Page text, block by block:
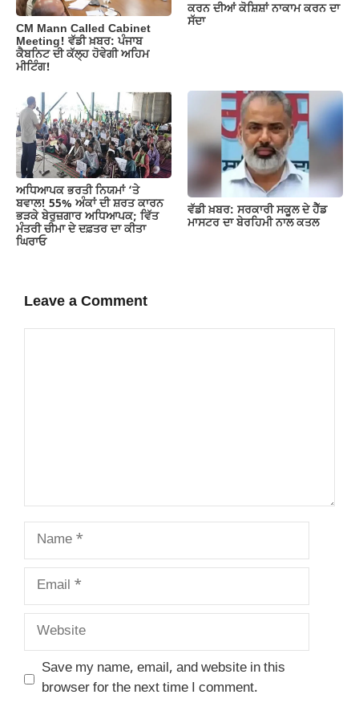
CM Mann Called Cabinet
Meeting! ਵੱਡੀ ਖ਼ਬਰ: ਪੰਜਾਬ
ਕੈਬਨਿਟ ਦੀ ਕੱਲ੍ਹ ਹੋਵੇਗੀ ਅਹਿਮ
ਮੀਟਿੰਗ!
ਕਰਨ ਦੀਆਂ ਕੋਸ਼ਿਸ਼ਾਂ ਨਾਕਾਮ ਕਰਨ ਦਾ
ਸੱਦਾ
ਅਧਿਆਪਕ ਭਰਤੀ ਨਿਯਮਾਂ ‘ਤੇ
ਬਵਾਲ! 55% ਅੰਕਾਂ ਦੀ ਸ਼ਰਤ ਕਾਰਨ
ਭੜਕੇ ਬੇਰੁਜ਼ਗਾਰ ਅਧਿਆਪਕ; ਵਿੱਤ
ਮੰਤਰੀ ਚੀਮਾ ਦੇ ਦਫ਼ਤਰ ਦਾ ਕੀਤਾ
ਘਿਰਾਓ
ਵੱਡੀ ਖ਼ਬਰ: ਸਰਕਾਰੀ ਸਕੂਲ ਦੇ ਹੈੱਡ
ਮਾਸਟਰ ਦਾ ਬੇਰਹਿਮੀ ਨਾਲ ਕਤਲ
Leave a Comment
Name
Email
Website
Save my name, email, and website in this
browser for the next time I comment.